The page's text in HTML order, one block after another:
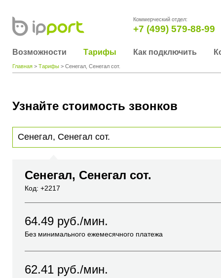
Коммерческий отдел:
+7 (499) 579-88-99
Возможности Тарифы Как подключить
Главная > Тарифы > Сенегал, Сенегал сот.
Узнайте стоимость звонков
Сенегал, Сенегал сот.
Код: +2217
64.49 руб./мин.
Без минимального ежемесячного платежа
62.41 руб./мин.